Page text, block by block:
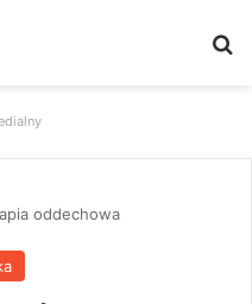
oddechowa